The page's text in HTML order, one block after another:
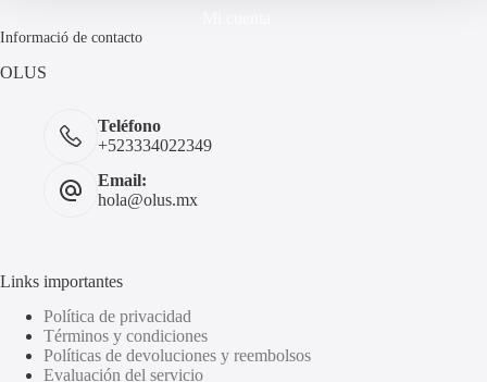
Informació de contacto
OLUS
Teléfono
+523334022349
Email:
hola@olus.mx
Links importantes
Política de privacidad
Términos y condiciones
Políticas de devoluciones y reembolsos
Evaluación del servicio